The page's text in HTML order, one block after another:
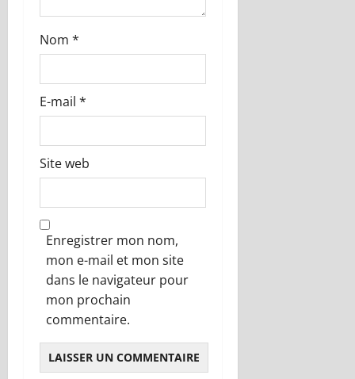
t
i
c
l
e
Nom *
E-mail *
Site web
Enregistrer mon nom,
mon e-mail et mon site
dans le navigateur pour
mon prochain
commentaire.